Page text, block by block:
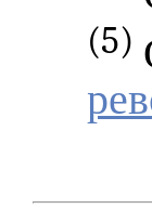
(5)